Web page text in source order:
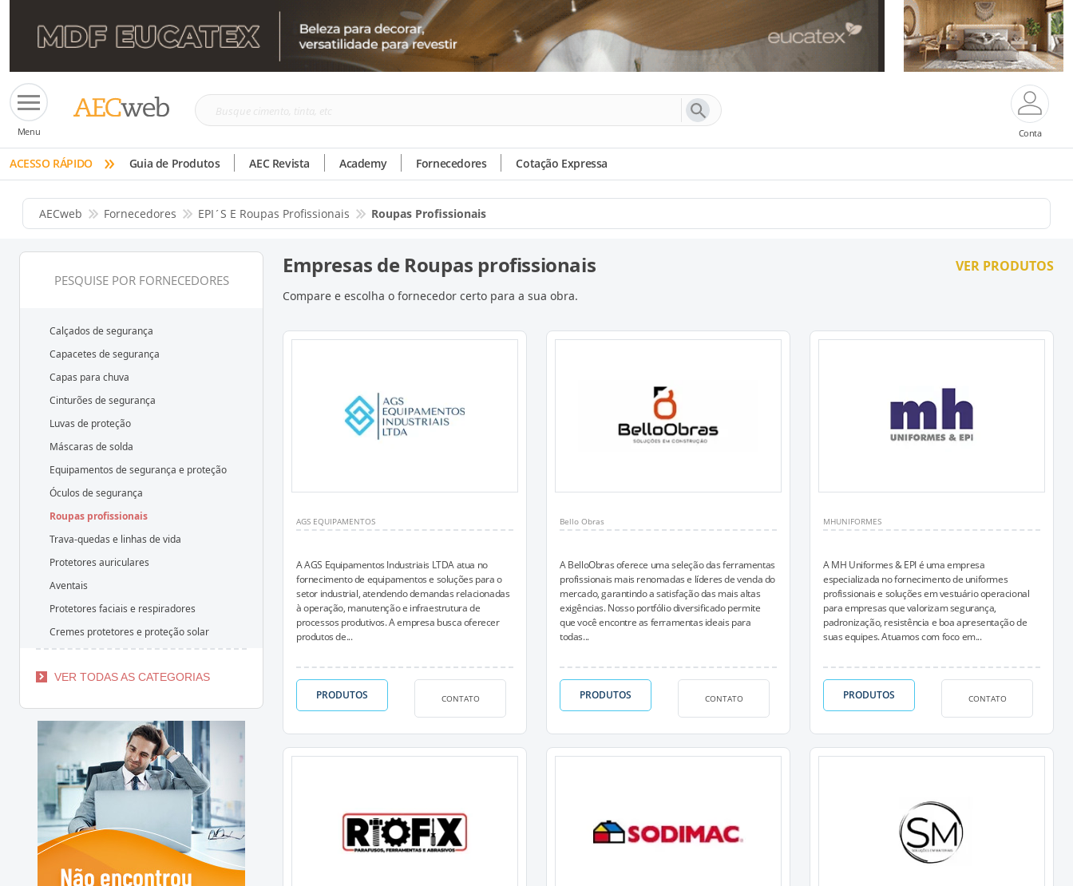
Menu
Busque
tinta,
etc
Conta
ACESSO RÁPIDO » Guia de Produtos AEC Revista Academy Fornecedores Cotação Expressa
AECweb Fornecedores EPI´s E Roupas Profissionais Roupas Profissionais
PESQUISE POR FORNECEDORES
Calçados de segurança
Capacetes de segurança
Capas para chuva
Cinturões de segurança
Luvas de proteção
Máscaras de solda
Equipamentos de segurança e proteção
Óculos de segurança
Roupas profissionais
Trava-quedas e linhas de vida
Protetores auriculares
Aventais
Protetores faciais e respiradores
Cremes protetores e proteção solar
VER TODAS AS CATEGORIAS
Empresas de Roupas profissionais
Compare e escolha o fornecedor certo para a sua obra.
VER PRODUTOS
AGS EQUIPAMENTOS
A AGS Equipamentos Industriais LTDA atua no
fornecimento de equipamentos e soluções para o
setor industrial, atendendo demandas relacionadas
à operação, manutenção e infraestrutura de
processos produtivos. A empresa busca oferecer
produtos de...
PRODUTOS CONTATO
Bello Obras
A BelloObras oferece uma seleção das ferramentas
profissionais mais renomadas e líderes de venda do
mercado, garantindo a satisfação das mais altas
exigências. Nosso portfólio diversificado permite
que você encontre as ferramentas ideais para
todas...
PRODUTOS CONTATO
MHUNIFORMES
A MH Uniformes & EPI é uma empresa
especializada no fornecimento de uniformes
profissionais e soluções em vestuário operacional
para empresas que valorizam segurança,
padronização, resistência e boa apresentação de
suas equipes. Atuamos com foco em...
PRODUTOS CONTATO